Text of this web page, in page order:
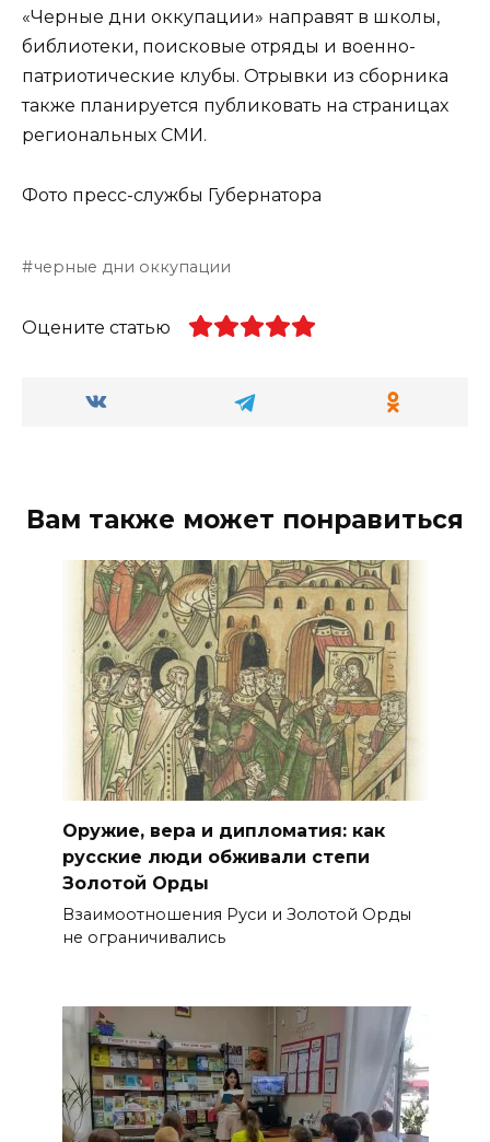
«Черные дни оккупации» направят в школы,
библиотеки, поисковые отряды и военно-
патриотические клубы. Отрывки из сборника
также планируется публиковать на страницах
региональных СМИ.
Фото пресс-службы Губернатора
черные дни оккупации
Оцените статью
Вам также может понравиться
Оружие, вера и дипломатия: как
русские люди обживали степи
Золотой Орды
Взаимоотношения Руси и Золотой Орды
не ограничивались